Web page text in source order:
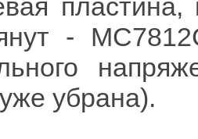
пластина,
-
убрана).